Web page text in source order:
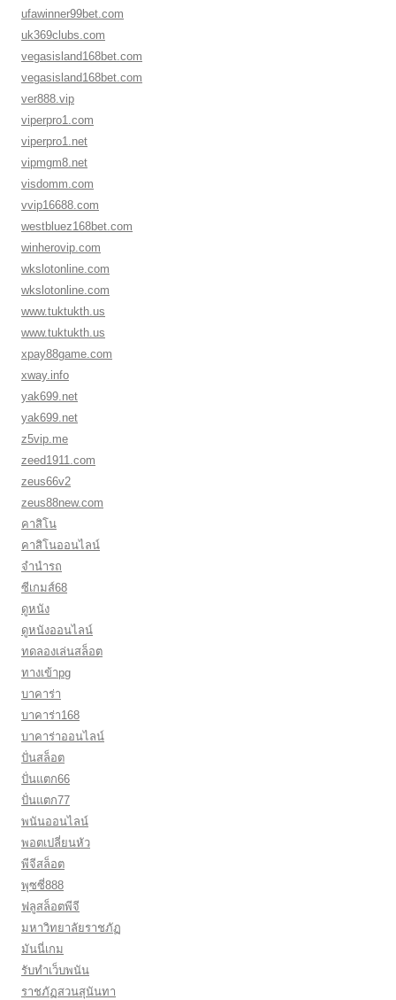
ufawinner99bet.com
uk369clubs.com
vegasisland168bet.com
vegasisland168bet.com
ver888.vip
viperpro1.com
viperpro1.net
vipmgm8.net
visdomm.com
vvip16688.com
westbluez168bet.com
winherovip.com
wkslotonline.com
wkslotonline.com
www.tuktukth.us
www.tuktukth.us
xpay88game.com
xway.info
yak699.net
yak699.net
z5vip.me
zeed1911.com
zeus66v2
zeus88new.com
คาสิโน
คาสิโนออนไลน์
จำนำรถ
ซีเกมส์68
ดูหนัง
ดูหนังออนไลน์
ทดลองเล่นสล็อต
ทางเข้าpg
บาคาร่า
บาคาร่า168
บาคาร่าออนไลน์
ปั่นสล็อต
ปั่นแตก66
ปั่นแตก77
พนันออนไลน์
พอตเปลี่ยนหัว
พีจีสล็อต
พุซซี่888
ฟลูสล็อตพีจี
มหาวิทยาลัยราชภัฏ
มันนี่เกม
รับทำเว็บพนัน
ราชภัฏสวนสุนันทา